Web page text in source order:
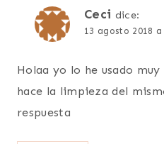
Ceci dice:
13 agosto 2018 a
Holaa yo lo he usado
hace la limpieza del
respuesta